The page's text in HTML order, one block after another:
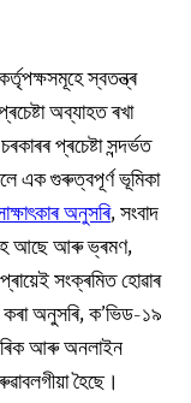
স্বতন্ত্ৰ
অব্যাহত ৰখা
প্ৰচেষ্টা সন্দৰ্ভত
এক গুৰুত্বপূৰ্ণ ভূমিকা
অনুসৰি, সংবাদ
হৈ আছে আৰু ভ্ৰমণ,
সংক্ৰমিত হোৱাৰ
অনুসৰি, ক’ভিড-১৯
আৰু অনলাইন
হৈছে।